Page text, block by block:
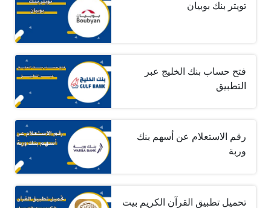
تويتر بنك بوبيان
فتح حساب بنك الخليج عبر
التطبيق
رقم الاستعلام عن أسهم بنك
وربة
تحميل تطبيق القرآن الكريم بيت